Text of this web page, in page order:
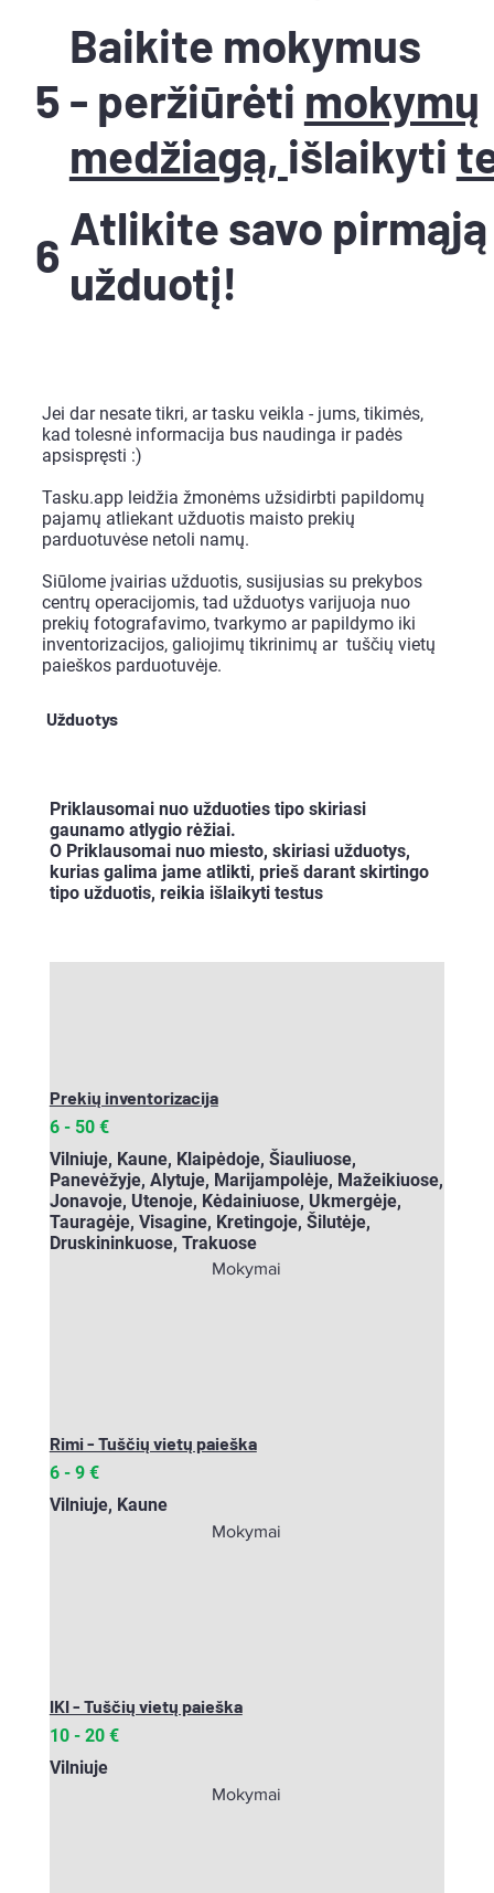
Jei dar nesate tikri, ar tasku veikla - jums, tikimės,
kad tolesnė informacija bus naudinga ir padės
apsispręsti :)
Tasku.app leidžia žmonėms užsidirbti papildomų
pajamų atliekant užduotis maisto prekių
parduotuvėse netoli namų.
Siūlome įvairias užduotis, susijusias su prekybos
centrų operacijomis, tad užduotys varijuoja nuo
prekių fotografavimo, tvarkymo ar papildymo iki
inventorizacijos, galiojimų tikrinimų ar tuščių vietų
paieškos parduotuvėje.
6 Atlikite savo pirmąją
užduotį!
5
Baikite mokymus
- peržiūrėti mokymų
medžiagą, išlaikyti
Užduotys
Vilniuje, Kaune, Klaipėdoje, Šiauliuose,
Panevėžyje, Alytuje, Marijampolėje, Mažeikiuose,
Jonavoje, Utenoje, Kėdainiuose, Ukmergėje,
Tauragėje, Visagine, Kretingoje, Šilutėje,
Druskininkuose, Trakuose
Mokymai
6 - 50 €
Prekių inventorizacija
Vilniuje, Kaune
Mokymai
6 - 9 €
Rimi - Tuščių vietų paieška
Vilniuje
Mokymai
10 - 20 €
IKI - Tuščių vietų paieška
Priklausomai nuo užduoties tipo skiriasi
gaunamo atlygio rėžiai.
O Priklausomai nuo miesto, skiriasi užduotys,
kurias galima jame atlikti, prieš darant skirtingo
tipo užduotis, reikia išlaikyti testus